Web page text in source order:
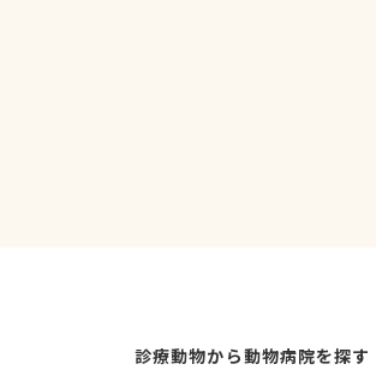
診療動物から動物病院を探す